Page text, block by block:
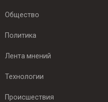
Общество
Политика
Лента мнений
Технологии
Происшествия